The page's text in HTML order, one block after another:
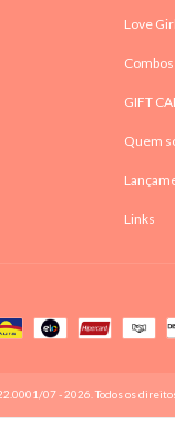
Love Girl
Combos
GIFT
Quem
Links
07 - 2026. Todos os